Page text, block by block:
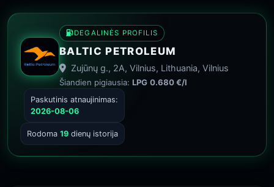
DEGALINĖS PROFILIS
BALTIC PETROLEUM
Zujūnų g., 2A, Vilnius, Lithuania, Vilnius
Šiandien pigiausia: LPG 0.680 €/l
Paskutinis atnaujinimas:
2026-08-06
Rodoma 19 dienų istorija